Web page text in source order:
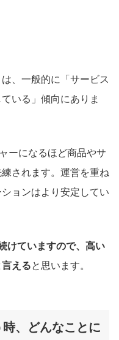
、一般的に「サービス
いる」傾向にありま
ーになるほど商品やサ
されます。運営を重ね
ョンはより安定してい
けていますので、高い
えると思います。
、どんなことに